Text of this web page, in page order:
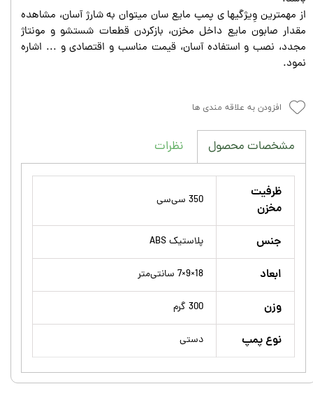
از مهمترین وِیژگیها ی پمپ مایع سان میتوان به شارژ آسان، مشاهده
مقدار صابون مایع داخل مخزن، بازکردن قطعات شستشو و مونتاژ
مجدد، نصب و استفاده آسان، قیمت مناسب و اقتصادی و ... اشاره
نمود.
افزودن به علاقه مندی ها
مشخصات محصول نظرات
ظرفیت
مخزن
350 سی‌سی
جنس پلاستیک ABS
ابعاد 18×9×7 سانتی‌متر
وزن 300 گرم
نوع پمپ دستی